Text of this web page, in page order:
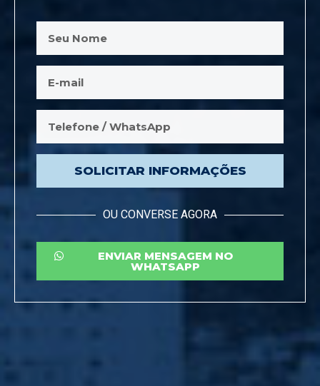
SOLICITAR INFORMAÇÕES
OU CONVERSE AGORA
ENVIAR MENSAGEM NO
WHATSAPP